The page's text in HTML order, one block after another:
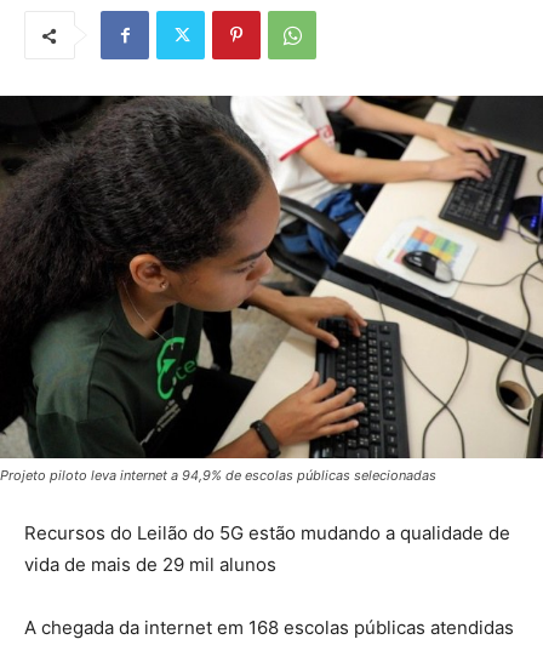
Projeto piloto leva internet a 94,9% de escolas públicas selecionadas
Recursos do Leilão do 5G estão mudando a qualidade de
vida de mais de 29 mil alunos
A chegada da internet em 168 escolas públicas atendidas